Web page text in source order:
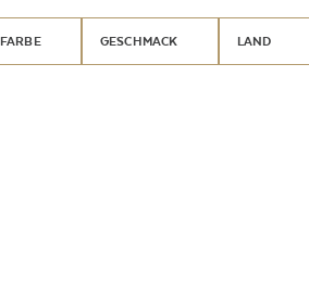
FARBE GESCHMACK LAND